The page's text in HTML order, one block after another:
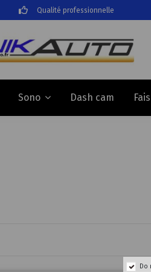
Qualité professionnelle
Sono Dash cam
Do